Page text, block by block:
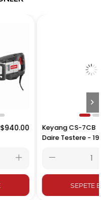
Keyang CS-7CB
Daire Testere - 190
SEPETE EKLE